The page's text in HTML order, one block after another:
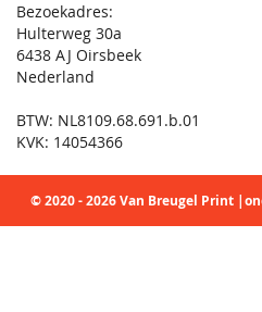
Bezoekadres:
Hulterweg 30a
6438 AJ Oirsbeek
Nederland
BTW: NL8109.68.691.b.01
KVK: 14054366
© 2020 - 2026 Van Breugel Print